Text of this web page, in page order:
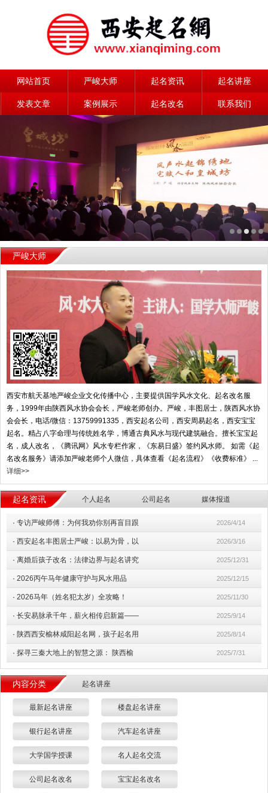
网站首页 严峻大师 起名资讯 起名讲座
发表文章 案例展示 起名改名 联系我们
严峻大师
西安市航天基地严峻企业文化传播中心，主要提供国学风水文化、起名改名服
务，1999年由陕西风水协会会长，严峻老师创办。严峻，丰图居士，陕西风水协
会会长，电话/微信：13759991335，西安起名公司，西安周易起名，西安宝宝
起名。精占八字命理与传统姓名学，博通古典风水与现代建筑融合。擅长宝宝起
名，成人改名，《腾讯网》风水专栏作家，《东易日盛》签约风水师。 如需《起
名改名服务》请添加严峻老师个人微信，具体查看《起名流程》《收费标准》 ...
详细>>
起名资讯 个人起名 公司起名 媒体报道
· 专访严峻师傅：为何我劝你别再盲目跟 2026/4/14
· 西安起名丰图居士严峻：以易为骨，以 2026/3/16
· 离婚后孩子改名：法律边界与起名讲究 2025/12/31
· 2026丙午马年健康守护与风水用品 2025/12/15
· 2026马年（姓名犯太岁）全攻略！ 2025/11/30
· 长安易脉承千年，薪火相传启新篇—— 2025/9/14
· 陕西西安榆林咸阳起名网，孩子起名用 2025/8/14
· 探寻三秦大地上的智慧之源： 陕西榆 2025/7/31
内容分类 起名讲座
最新起名讲座 楼盘起名讲座
银行起名讲座 汽车起名讲座
大学国学授课 名人起名交流
公司起名改名 宝宝起名改名